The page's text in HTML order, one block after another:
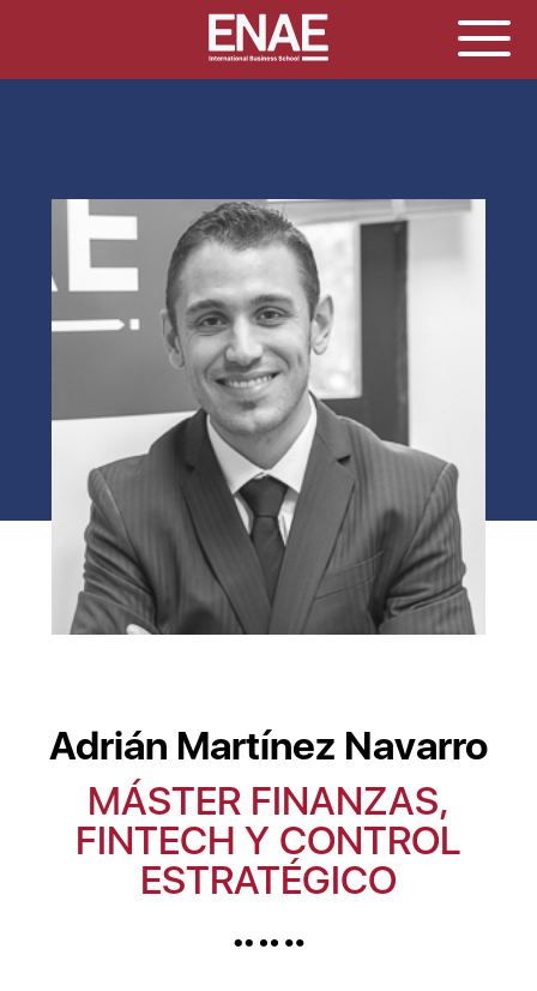
Adrián Martínez Navarro
MÁSTER FINANZAS,
FINTECH Y CONTROL
ESTRATÉGICO